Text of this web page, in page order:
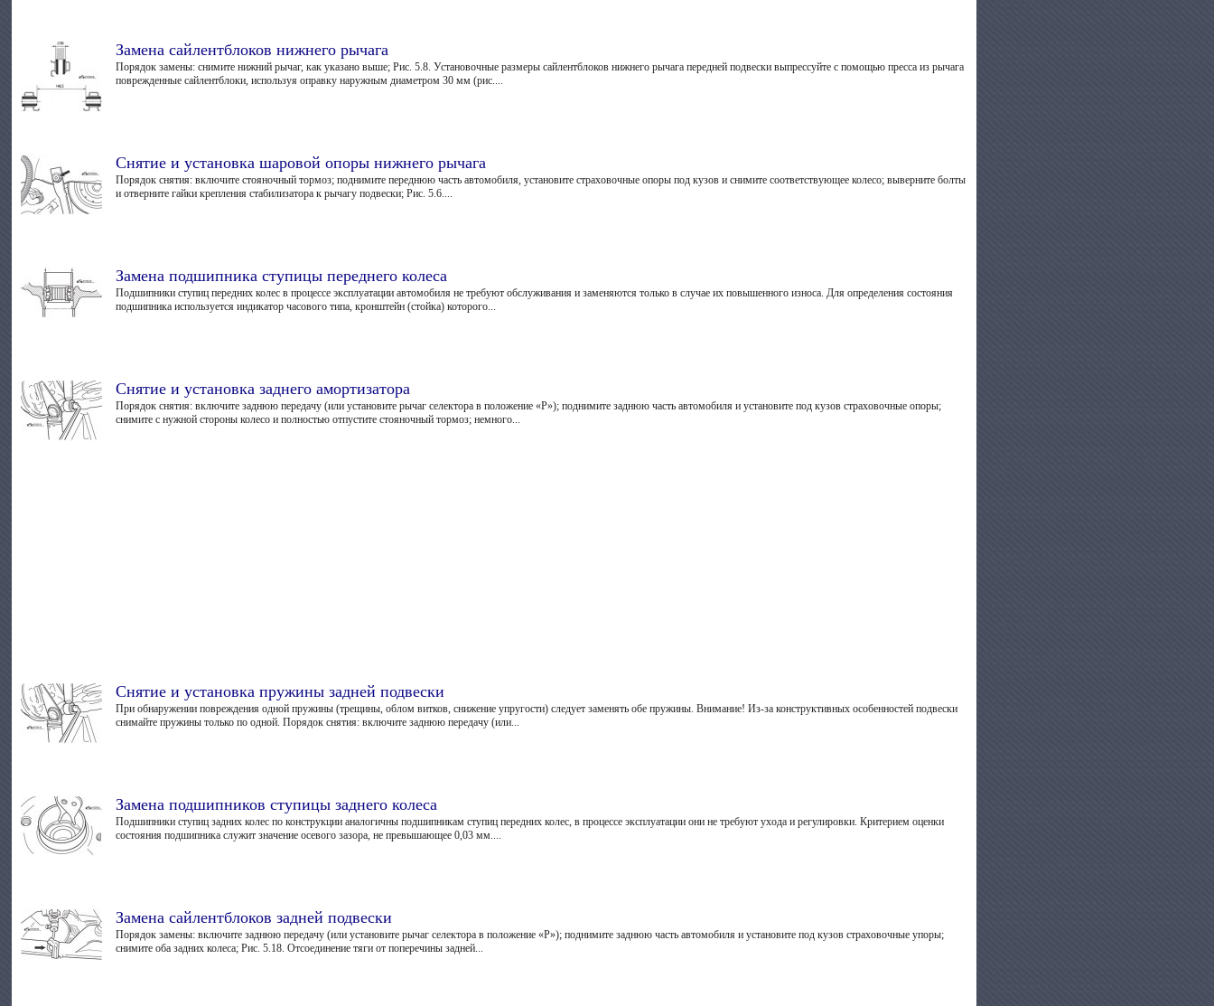
Замена сайлентблоков нижнего рычага
Порядок замены: снимите нижний рычаг, как указано выше; Рис. 5.8. Установочные размеры сайлентблоков нижнего рычага передней подвески выпрессуйте с помощью пресса из рычага
поврежденные сайлентблоки, используя оправку наружным диаметром 30 мм (рис....
Снятие и установка шаровой опоры нижнего рычага
Порядок снятия: включите стояночный тормоз; поднимите переднюю часть автомобиля, установите страховочные опоры под кузов и снимите соответствующее колесо; выверните болты
и отверните гайки крепления стабилизатора к рычагу подвески; Рис. 5.6....
Замена подшипника ступицы переднего колеса
Подшипники ступиц передних колес в процессе эксплуатации автомобиля не требуют обслуживания и заменяются только в случае их повышенного износа. Для определения состояния
подшипника используется индикатор часового типа, кронштейн (стойка) которого...
Снятие и установка заднего амортизатора
Порядок снятия: включите заднюю передачу (или установите рычаг селектора в положение «Р»); поднимите заднюю часть автомобиля и установите под кузов страховочные опоры;
снимите с нужной стороны колесо и полностью отпустите стояночный тормоз; немного...
Снятие и установка пружины задней подвески
При обнаружении повреждения одной пружины (трещины, облом витков, снижение упругости) следует заменять обе пружины. Внимание! Из-за конструктивных особенностей подвески
снимайте пружины только по одной. Порядок снятия: включите заднюю передачу (или...
Замена подшипников ступицы заднего колеса
Подшипники ступиц задних колес по конструкции аналогичны подшипникам ступиц передних колес, в процессе эксплуатации они не требуют ухода и регулировки. Критерием оценки
состояния подшипника служит значение осевого зазора, не превышающее 0,03 мм....
Замена сайлентблоков задней подвески
Порядок замены: включите заднюю передачу (или установите рычаг селектора в положение «Р»); поднимите заднюю часть автомобиля и установите под кузов страховочные упоры;
снимите оба задних колеса; Рис. 5.18. Отсоединение тяги от поперечины задней...